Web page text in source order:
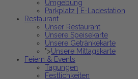
Umgebung
Parkplatz | E-Ladestation
Restaurant
Unser Restaurant
Unsere Speisekarte
Unsere Getränkekarte
">Unsere Mittagskarte
Feiern & Events
Tagungen
Festlichkeiten